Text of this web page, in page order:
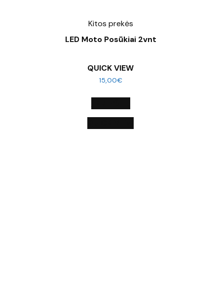
Kitos prekės
LED Moto Posūkiai 2vnt
QUICK VIEW
15,00€